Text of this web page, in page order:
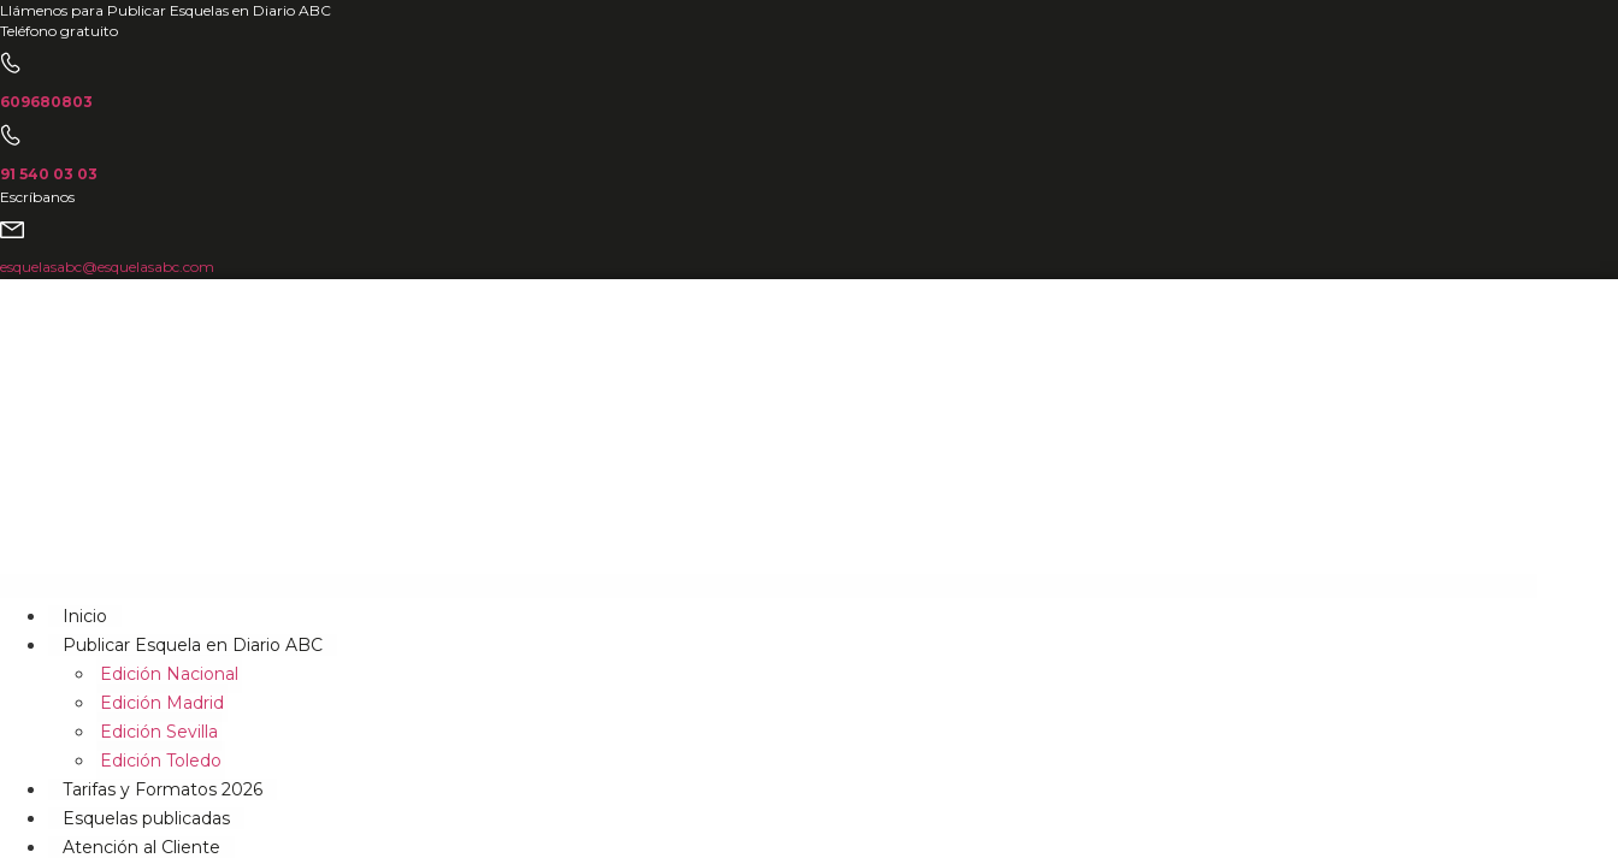
Ir
al
contenido
Llámenos para Publicar Esquelas en Diario ABC
Teléfono gratuito
609680803
91 540 03 03
Escríbanos
esquelasabc@esquelasabc.com
Inicio
Publicar Esquela en Diario ABC
Edición Nacional
Edición Madrid
Edición Sevilla
Edición Toledo
Tarifas y Formatos 2026
Esquelas publicadas
Atención al Cliente